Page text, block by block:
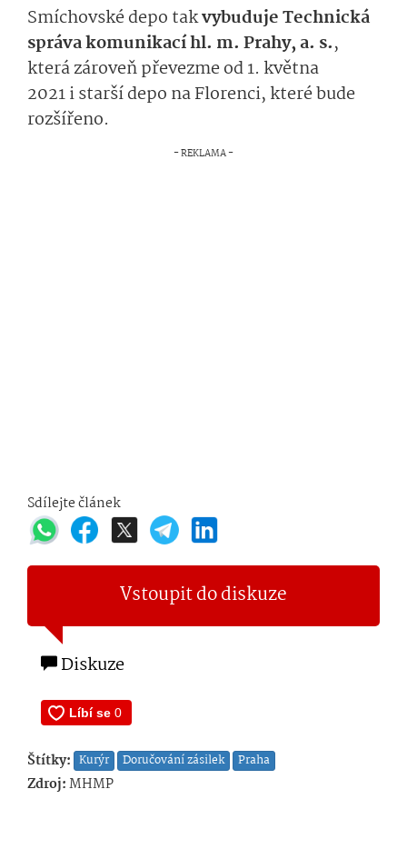
Smíchovské depo takvybuduje Technická
správa komunikací hl. m. Prahy, a. s.,
která zároveň převezme od 1. května
2021 i starší depo na Florenci, které bude
rozšířeno.
Sdílejte článek
Vstoupit do diskuze
Diskuze
Štítky: Kurýr Doručování zásilek Praha
Zdroj:MHMP